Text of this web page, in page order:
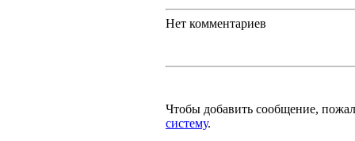
Нет комментариев
Чтобы добавить сообщение,
систему.